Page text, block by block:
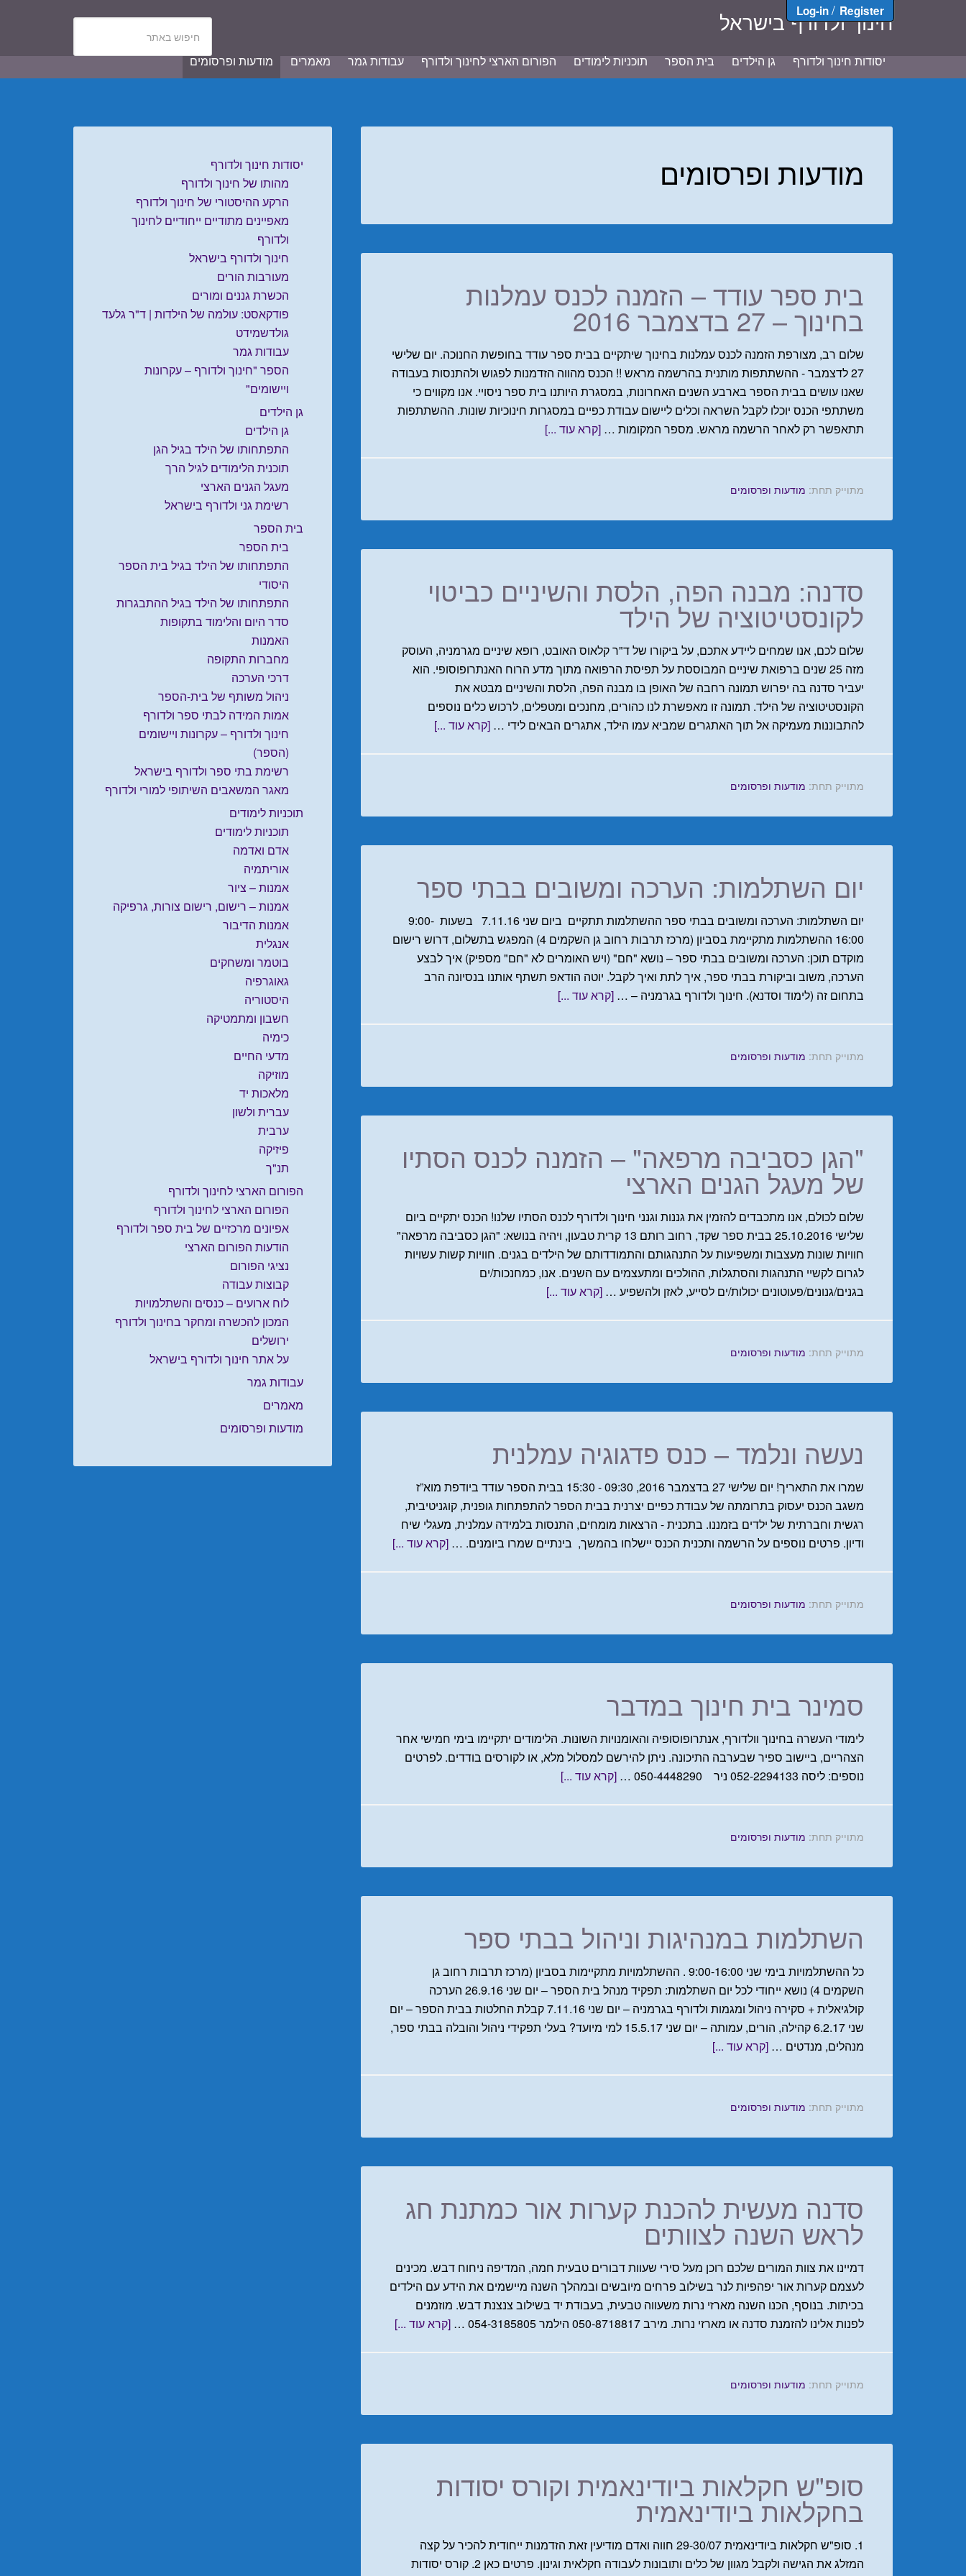
Log-in/ Register
חינוך ולדורף בישראל
יסודות חינוך ולדורף גן הילדים בית הספר תוכניות לימודים הפורום הארצי לחינוך ולדורף עבודות גמר מאמרים מודעות ופרסומים
מודעות ופרסומים
בית ספר עודד – הזמנה לכנס עמלנות
בחינוך – 27 בדצמבר 2016
שלום רב, מצורפת הזמנה לכנס עמלנות בחינוך שיתקיים בבית ספר עודד בחופשת החנוכה. יום שלישי
27 לדצמבר - ההשתתפות מותנית בהרשמה מראש !! הכנס מהווה הזדמנות לפגוש ולהתנסות בעבודה
שאנו עושים בבית הספר בארבע השנים האחרונות, במסגרת היותנו בית ספר ניסויי. אנו מקווים כי
משתתפי הכנס יוכלו לקבל השראה וכלים ליישום עבודת כפיים במסגרות חינוכיות שונות. ההשתתפות
תתאפשר רק לאחר הרשמה מראש. מספר המקומות … [קרא עוד ...]
מתוייק תחת: מודעות ופרסומים
סדנה: מבנה הפה, הלסת והשיניים כביטוי
לקונסטיטוציה של הילד
שלום לכם, אנו שמחים ליידע אתכם, על ביקורו של ד"ר קלאוס האובט, רופא שיניים מגרמניה, העוסק
מזה 25 שנים ברפואת שיניים המבוססת על תפיסת הרפואה מתוך מדע הרוח האנתרופוסופי. הוא
יעביר סדנה בה יפרוש תמונה רחבה של האופן בו מבנה הפה, הלסת והשיניים מבטא את
הקונסטיטוציה של הילד. תמונה זו מאפשרת לנו כהורים, מחנכים ומטפלים, לרכוש כלים נוספים
להתבוננות מעמיקה אל תוך האתגרים שמביא עמו הילד, אתגרים הבאים לידי … [קרא עוד ...]
מתוייק תחת: מודעות ופרסומים
יום השתלמות: הערכה ומשובים בבתי ספר
יום השתלמות: הערכה ומשובים בבתי ספר ההשתלמות תתקיים ביום שני 7.11.16 בשעות 9:00-
16:00 ההשתלמות מתקיימת בסביון (מרכז תרבות רחוב גן השקמים 4) המפגש בתשלום, דרוש רישום
מוקדם תוכן: הערכה ומשובים בבתי ספר – נושא "חם" (ויש האומרים לא "חם" מספיק) איך לבצע
הערכה, משוב וביקורת בבתי ספר, איך לתת ואיך לקבל. יוטה הודאפ תשתף אותנו בנסיונה הרב
בתחום זה (לימוד וסדנא). חינוך ולדורף בגרמניה – … [קרא עוד ...]
מתוייק תחת: מודעות ופרסומים
"הגן כסביבה מרפאה" – הזמנה לכנס הסתיו
של מעגל הגנים הארצי
שלום לכולם, אנו מתכבדים להזמין את גננות וגנני חינוך ולדורף לכנס הסתיו שלנו! הכנס יתקיים ביום
שלישי 25.10.2016 בבית ספר שקד, רחוב רותם 13 קרית טבעון, ויהיה בנושא: "הגן כסביבה מרפאה"
חוויות שונות מעצבות ומשפיעות על התנהגותם והתמודדותם של הילדים בגנים. חוויות קשות עשויות
לגרום לקשיי התנהגות והסתגלות, ההולכים ומתעצמים עם השנים. אנו, כמחנכות/ים
בגנים/גנונים/פעוטונים יכולות/ים לסייע, לאזן ולהשפיע … [קרא עוד ...]
מתוייק תחת: מודעות ופרסומים
נעשה ונלמד – כנס פדגוגיה עמלנית
שמרו את התאריך! יום שלישי 27 בדצמבר 2016, 09:30 - 15:30 בבית הספר עודד ביודפת מוא”ז
משגב הכנס יעסוק בתרומתה של עבודת כפיים יצרנית בבית הספר להתפתחות גופנית, קוגניטיבית,
רגשית וחברתית של ילדים בזמננו. בתכנית - הרצאות מומחים, התנסות בלמידה עמלנית, מעגלי שיח
ודיון. פרטים נוספים על הרשמה ותכנית הכנס יישלחו בהמשך, בינתיים שמרו ביומנים. … [קרא עוד ...]
מתוייק תחת: מודעות ופרסומים
סמינר בית חינוך במדבר
לימודי העשרה בחינוך וולדורף, אנתרופוסופיה והאומנויות השונות. הלימודים יתקיימו בימי חמישי אחר
הצהריים, ביישוב ספיר שבערבה התיכונה. ניתן להירשם למסלול מלא, או לקורסים בודדים. לפרטים
נוספים: ליסה 052-2294133 ניר 050-4448290 …
[קרא עוד ...]
מתוייק תחת: מודעות ופרסומים
השתלמות במנהיגות וניהול בבתי ספר
כל ההשתלמויות בימי שני 9:00-16:00 . ההשתלמויות מתקיימות בסביון (מרכז תרבות רחוב גן
השקמים 4) נושא ייחודי לכל יום השתלמות: תפקיד מנהל בית הספר – יום שני 26.9.16 הערכה
קולגיאלית + סקירה ניהול ומגמות ולדורף בגרמניה – יום שני 7.11.16 קבלת החלטות בבית הספר – יום
שני 6.2.17 קהילה, הורים, עמותה – יום שני 15.5.17 למי מיועד? בעלי תפקידי ניהול והובלה בבתי ספר,
מנהלים, מנדטים … [קרא עוד ...]
מתוייק תחת: מודעות ופרסומים
סדנה מעשית להכנת קערות אור כמתנת חג
לראש השנה לצוותים
דמיינו את צוות המורים שלכם רוכן מעל סירי שעוות דבורים טבעית חמה, המדיפה ניחוח דבש. מכינים
לעצמם קערות אור יפהפיות לנר בשילוב פרחים מיובשים ובמהלך השנה מיישמים את הידע עם הילדים
בכיתות. בנוסף, הכנו השנה מארזי נרות משעווה טבעית, בעבודת יד בשילוב צנצנת דבש. מוזמנים
לפנות אלינו להזמנת סדנה או מארזי נרות. מירב 050-8718817 הילמר 054-3185805 …
[קרא עוד ...]
מתוייק תחת: מודעות ופרסומים
סופ"ש חקלאות ביודינאמית וקורס יסודות
בחקלאות ביודינאמית
1. סופ"ש חקלאות ביודינאמית 29-30/07 חווה ואדם מודיעין זאת הזדמנות ייחודית להכיר על קצה
המזלג את הגישה ולקבל מגוון של כלים ותובונות לעבודה חקלאית וגינון. פרטים כאן 2. קורס יסודות
יסודות חינוך ולדורף
מהותו של חינוך ולדורף
הרקע ההיסטורי של חינוך ולדורף
מאפיינים מתודיים ייחודיים לחינוך
ולדורף
חינוך ולדורף בישראל
מעורבות הורים
הכשרת גננים ומורים
פודקאסט: עולמה של הילדות | ד"ר גלעד
גולדשמידט
עבודות גמר
הספר "חינוך ולדורף – עקרונות
ויישומים"
גן הילדים
גן הילדים
התפתחותו של הילד בגיל הגן
תוכנית הלימודים לגיל הרך
מעגל הגנים הארצי
רשימת גני ולדורף בישראל
בית הספר
בית הספר
התפתחותו של הילד בגיל בית הספר
היסודי
התפתחותו של הילד בגיל ההתבגרות
סדר היום והלימוד בתקופות
האמנות
מחברות התקופה
דרכי הערכה
ניהול משותף של בית-הספר
אמות המידה לבתי ספר ולדורף
חינוך ולדורף – עקרונות ויישומים
(הספר)
רשימת בתי ספר ולדורף בישראל
מאגר המשאבים השיתופי למורי ולדורף
תוכניות לימודים
תוכניות לימודים
אדם ואדמה
אוריתמיה
אמנות – ציור
אמנות – רישום, רישום צורות, גרפיקה
אמנות הדיבור
אנגלית
בוטמר ומשחקים
גאוגרפיה
היסטוריה
חשבון ומתמטיקה
כימיה
מדעי החיים
מוזיקה
מלאכות יד
עברית ולשון
ערבית
פיזיקה
תנ"ך
הפורום הארצי לחינוך ולדורף
הפורום הארצי לחינוך ולדורף
אפיונים מרכזיים של בית ספר ולדורף
הודעות הפורום הארצי
נציגי הפורום
קבוצות עבודה
לוח ארועים – כנסים והשתלמויות
המכון להכשרה ומחקר בחינוך ולדורף
ירושלים
על אתר חינוך ולדורף בישראל
עבודות גמר
מאמרים
מודעות ופרסומים